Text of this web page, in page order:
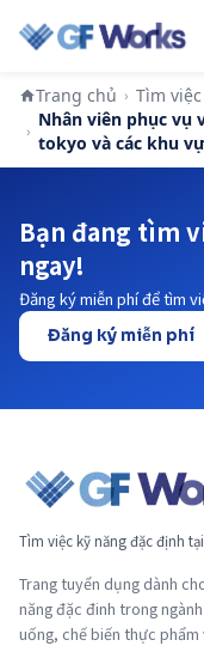
Trang chủ › Tìm việc
›
Nhân viên phục vụ
tokyo và các khu
Bạn đang tìm
ngay!
Đăng ký miễn phí để tìm
Đăng ký miễn phí
Tìm việc kỹ năng đặc định
Trang tuyển dụng dành
năng đặc đinh trong
uống, chế biến thực phẩm